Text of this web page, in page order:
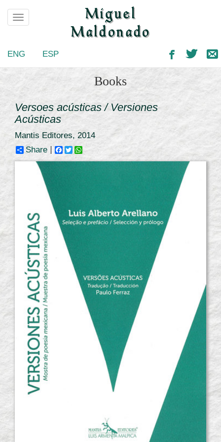
Toggle
Miguel
Maldonado
ENG ESP
Books
Versoes acústicas / Versiones
Acústicas
Mantis Editores, 2014
Share
Facebook
TwitterWhatsApp